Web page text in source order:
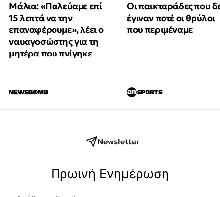
Μάλια: «Παλεύαμε επί
15 λεπτά να την
επαναφέρουμε», λέει ο
ναυαγοσώστης για τη
μητέρα που πνίγηκε
Οι παικταράδες που
έγιναν ποτέ οι θρύλοι
που περιμέναμε
Newsletter
Πρωινή Eνημέρωση